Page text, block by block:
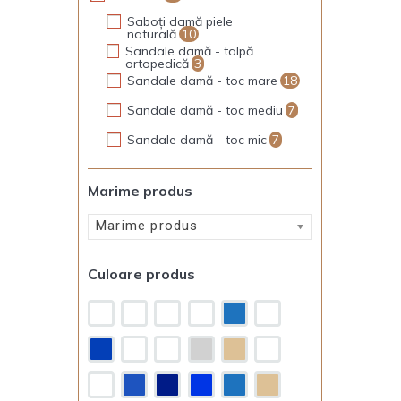
Saboți damă piele
naturală 10
Sandale damă - talpă
ortopedică 3
Sandale damă - toc mare 18
Sandale damă - toc mediu 7
Sandale damă - toc mic 7
Marime produs
Marime produs
Culoare produs